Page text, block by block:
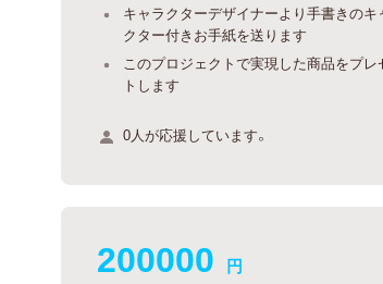
キャラクターデザイナーより手書きのキ
クター付きお手紙を送ります
このプロジェクトで実現した商品をプレ
トします
0人が応援しています。
200000 円